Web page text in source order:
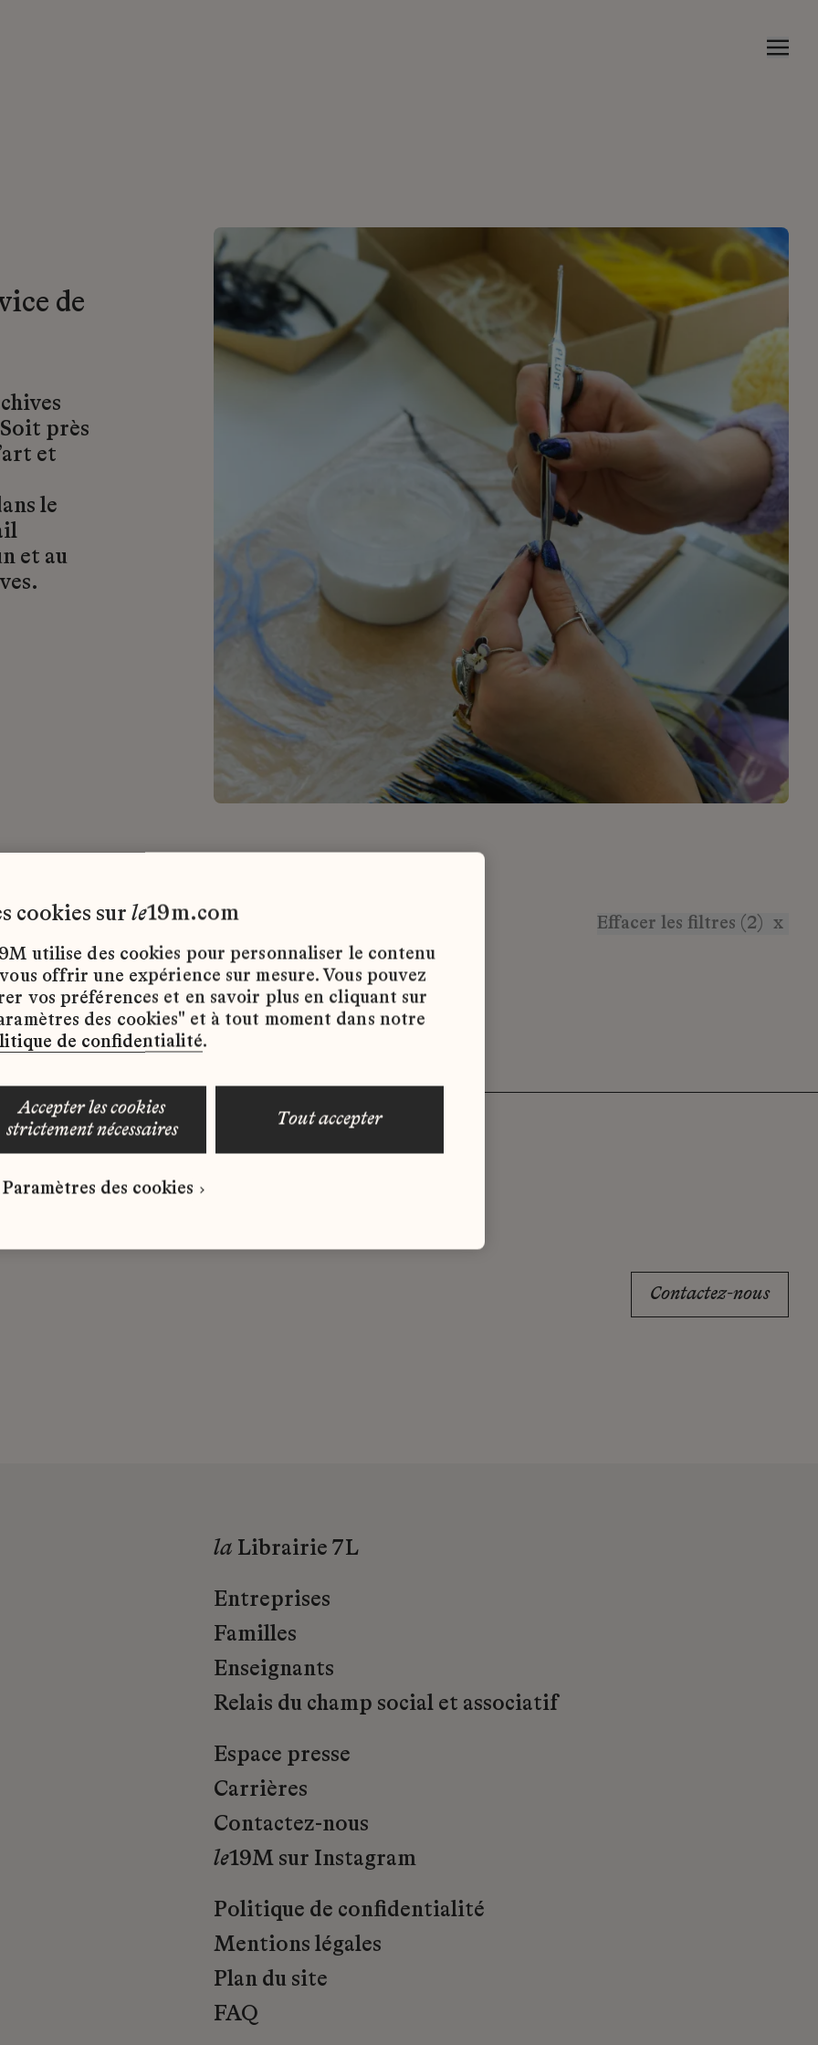
de
près
et
le
et au
CDD Effacer les filtres (2) x
d’emploi disponibles pour le moment.
correspond à votre profil ?
spontanée dès maintenant.
Contactez-nous
la Librairie 7L
Entreprises
Familles
Enseignants
Relais du champ social et associatif
Espace presse
Carrières
Contactez-nous
le19M sur Instagram
Politique de confidentialité
Mentions légales
Plan du site
FAQ
cookies sur le19m.com
utilise des cookies pour personnaliser le contenu
offrir une expérience sur mesure. Vous pouvez
vos préférences et en savoir plus en cliquant sur
des cookies" et à tout moment dans notre
de confidentialité.
accepter les cookies
strictement nécessaires
tout accepter
Paramètres des cookies